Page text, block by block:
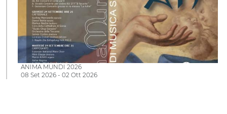
ANIMA MUNDI 2026
08 Set 2026 - 02 Ott 2026